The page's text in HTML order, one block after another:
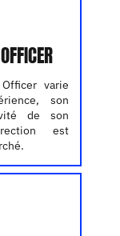
varie
son
de son
est